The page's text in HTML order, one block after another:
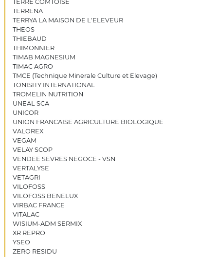
TERRE COMTOISE
TERRENA
TERRYA LA MAISON DE L'ELEVEUR
THEOS
THIEBAUD
THIMONNIER
TIMAB MAGNESIUM
TIMAC AGRO
TMCE (Technique Minerale Culture et Elevage)
TONISITY INTERNATIONAL
TROMELIN NUTRITION
UNEAL SCA
UNICOR
UNION FRANCAISE AGRICULTURE BIOLOGIQUE
VALOREX
VEGAM
VELAY SCOP
VENDEE SEVRES NEGOCE - VSN
VERTALYSE
VETAGRI
VILOFOSS
VILOFOSS BENELUX
VIRBAC FRANCE
VITALAC
WISIUM-ADM SERMIX
XR REPRO
YSEO
ZERO RESIDU